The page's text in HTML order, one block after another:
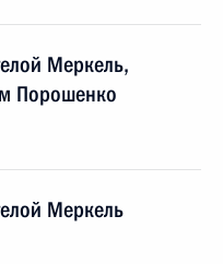
Меркель,
Порошенко
Меркель